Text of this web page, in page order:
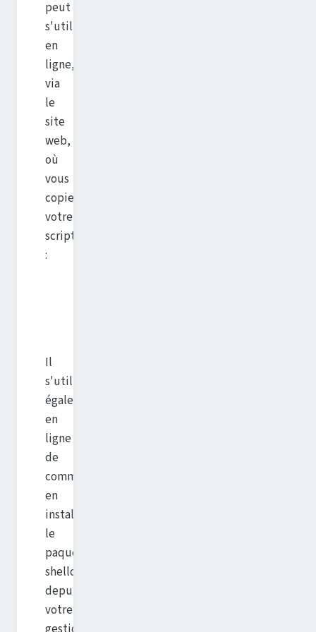
peut
s'utiliser
en
ligne,
via
le
site
web,
où
vous
copiez/collez
votre
script
:
Il
s'utilise
également
en
ligne
de
commande,
en
installant
le
paquet
shellcheck
depuis
votre